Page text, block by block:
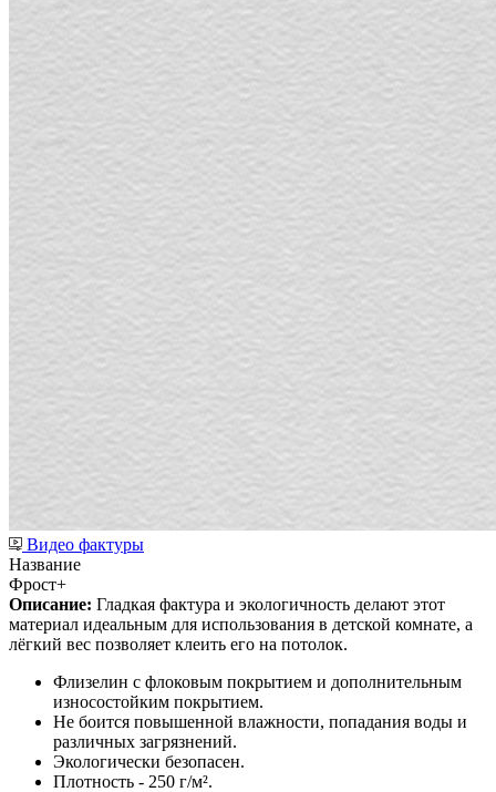
Видео фактуры
Название
Фрост+
Описание: Гладкая фактура и экологичность делают этот
материал идеальным для использования в детской комнате, а
лёгкий вес позволяет клеить его на потолок.
Флизелин с флоковым покрытием и дополнительным
износостойким покрытием.
Не боится повышенной влажности, попадания воды и
различных загрязнений.
Экологически безопасен.
Плотность - 250 г/м².